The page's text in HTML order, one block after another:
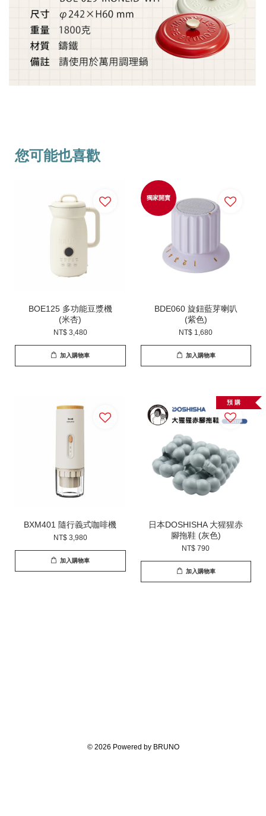
您可能也喜歡
BOE125 多功能豆漿機
(米杏)
NT$ 3,480
加入購物車
獨家開賣
BDE060 旋鈕藍芽喇叭
(紫色)
NT$ 1,680
加入購物車
BXM401 隨行義式咖啡機
NT$ 3,980
加入購物車
預 購
日本DOSHISHA 大猩猩赤
腳拖鞋 (灰色)
NT$ 790
加入購物車
© 2026 Powered by BRUNO